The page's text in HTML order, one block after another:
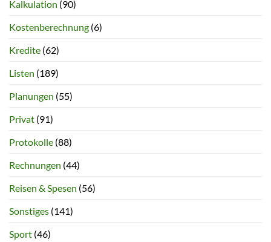
Kalkulation (90)
Kostenberechnung (6)
Kredite (62)
Listen (189)
Planungen (55)
Privat (91)
Protokolle (88)
Rechnungen (44)
Reisen & Spesen (56)
Sonstiges (141)
Sport (46)